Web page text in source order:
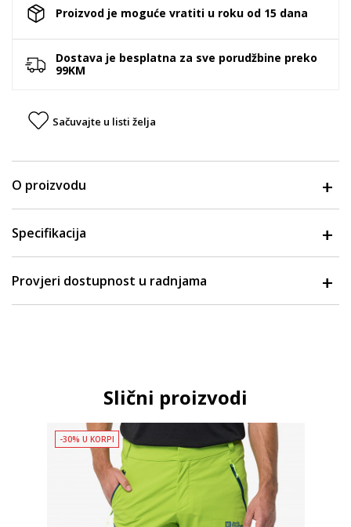
Proizvod je moguće vratiti u roku od 15 dana
Dostava je besplatna za sve porudžbine preko
99KM
Sačuvajte u listi želja
O proizvodu
Specifikacija
Provjeri dostupnost u radnjama
Slični proizvodi
-30% U KORPI